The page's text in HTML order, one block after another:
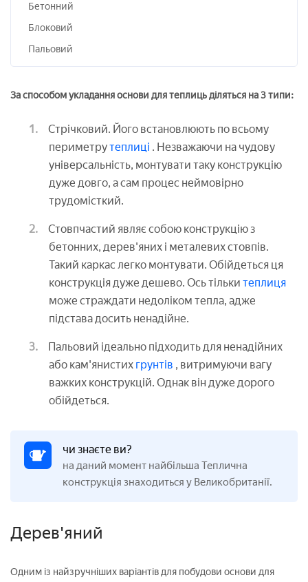
Бетонний
Блоковий
Пальовий
За способом укладання основи для теплиць діляться на 3 типи:
Стрічковий. Його встановлюють по всьому
периметрутеплиці . Незважаючи на чудову
універсальність, монтувати таку конструкцію
дуже довго, а сам процес неймовірно
трудомісткий.
Стовпчастий являє собою конструкцію з
бетонних, дерев'яних і металевих стовпів.
Такий каркас легко монтувати. Обійдеться ця
конструкція дуже дешево. Ось тільки теплиця
може страждати недоліком тепла, адже
підстава досить ненадійне.
Пальовий ідеально підходить для ненадійних
або кам'янистих грунтів , витримуючи вагу
важких конструкцій. Однак він дуже дорого
обійдеться.
чи знаєте ви?
на даний момент найбільша Теплична
конструкція знаходиться у Великобританії.
Дерев'яний
Одним із найзручніших варіантів для побудови основи для